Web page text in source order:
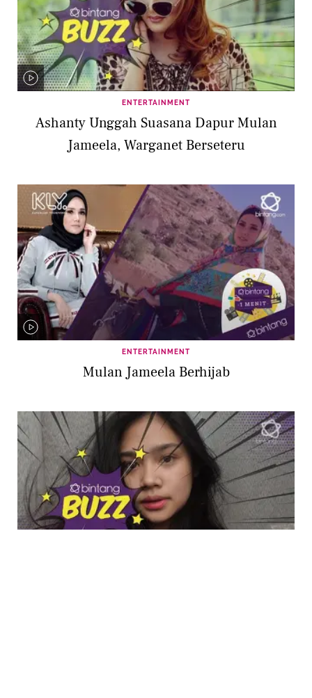
ENTERTAINMENT
Ashanty Unggah Suasana Dapur Mulan
Jameela, Warganet Berseteru
ENTERTAINMENT
Mulan Jameela Berhijab